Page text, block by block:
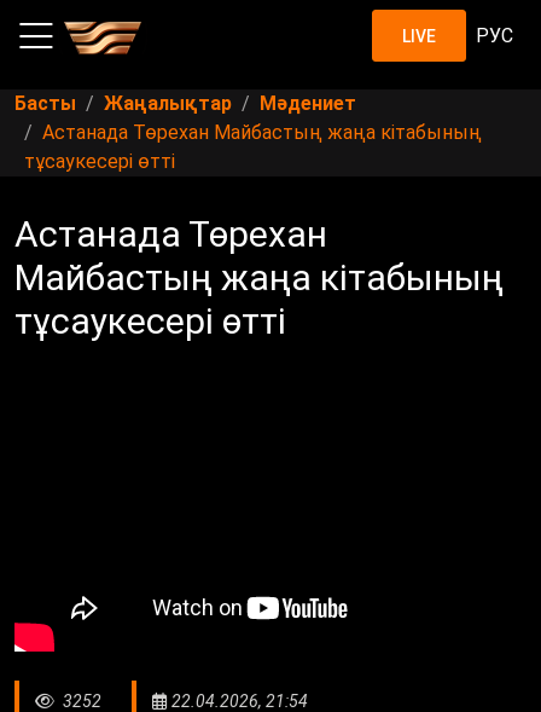
LIVE РУС
Басты Жаңалықтар
Мәдениет
Астанада Төрехан Майбастың жаңа кітабының
тұсаукесері өтті
Астанада Төрехан
Майбастың жаңа кітабының
тұсаукесері өтті
3252 22.04.2026, 21:54